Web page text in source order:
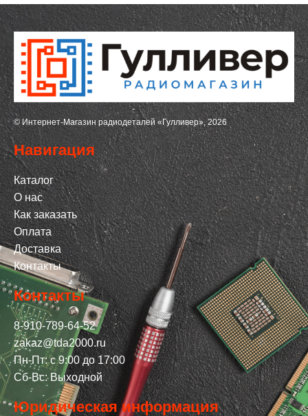
© Интернет-Магазин радиодеталей «Гулливер», 2026
Навигация
Каталог
О нас
Как заказать
Оплата
Доставка
Контакты
Контакты
8-910-789-64-52
zakaz@tda2000.ru
Пн-Пт: с 9:00 до 17:00
Сб-Вс: Выходной
Юридическая информация